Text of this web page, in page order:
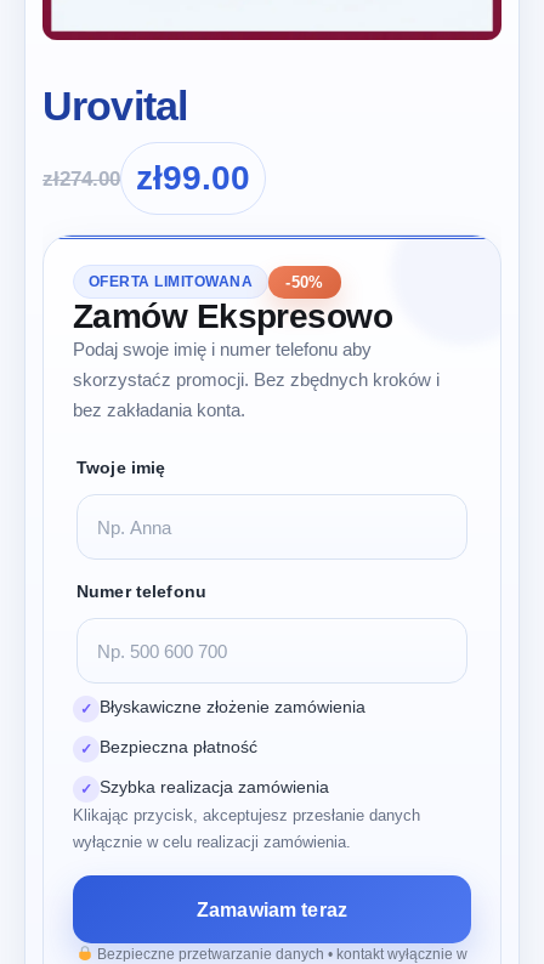
Urovital
zł274.00 zł99.00
OFERTA LIMITOWANA -50%
Zamów Ekspresowo
Podaj swoje imię i numer telefonu aby
skorzystaćz promocji. Bez zbędnych kroków i
bez zakładania konta.
Twoje imię
Numer telefonu
✓ Błyskawiczne złożenie zamówienia
✓ Bezpieczna płatność
✓ Szybka realizacja zamówienia
Klikając przycisk, akceptujesz przesłanie danych
wyłącznie w celu realizacji zamówienia.
Zamawiam teraz
Bezpieczne przetwarzanie danych • kontakt wyłącznie w